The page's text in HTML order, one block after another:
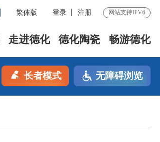
繁体版 登录 注册 网站支持IPV6
走进德化 德化陶瓷 畅游德化
长者模式 无障碍浏览